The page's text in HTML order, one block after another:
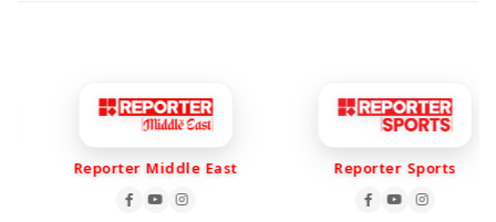
Reporter Middle East Reporter Sports